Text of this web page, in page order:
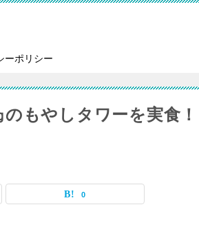
ーポリシー
もやしタワーを実食！
0